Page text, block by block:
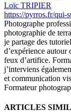
Loïc TRIPIER
https://pyrros.fr/qui-
Photographe
photographie de
je partage des
d’expérience autour
feux d’artifice.
j’interviens
et communication
Formateur
ARTICLES